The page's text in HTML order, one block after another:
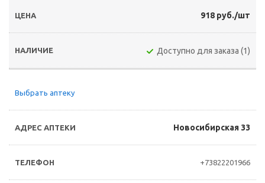
918 руб./шт
Доступно для заказа (1)
Выбрать аптеку
Новосибирская 33
+73822201966